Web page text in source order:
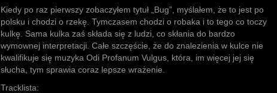
Kiedy po raz pierwszy zobaczyłem tytuł „Bug”, myślałem, że to jest po
polsku i chodzi o rzekę. Tymczasem chodzi o robaka i to tego co toczy
kulkę. Sama kulka zaś składa się z ludzi, co skłania do bardzo
wymownej interpretacji. Całe szczęście, że do znalezienia w kulce nie
kwalifikuje się muzyka Odi Profanum Vulgus, która, im więcej jej się
słucha, tym sprawia coraz lepsze wrażenie.
Tracklista: